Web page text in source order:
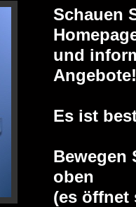
Schauen
und
Angebote!
Es ist
Bewegen
oben
(es öffnet